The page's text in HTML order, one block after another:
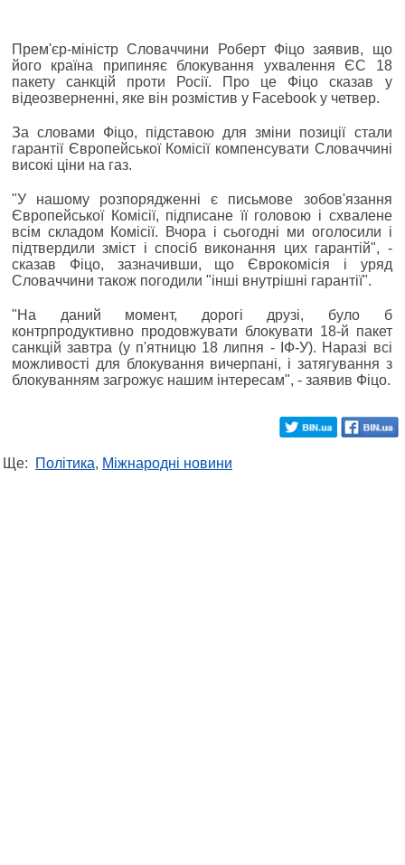
Прем'єр-міністр Словаччини Роберт Фіцо заявив, що
його країна припиняє блокування ухвалення ЄС 18
пакету санкцій проти Росії. Про це Фіцо сказав у
відеозверненні, яке він розмістив у Facebook у четвер.
За словами Фіцо, підставою для зміни позиції стали
гарантії Європейської Комісії компенсувати Словаччині
високі ціни на газ.
"У нашому розпорядженні є письмове зобов'язання
Європейської Комісії, підписане її головою і схвалене
всім складом Комісії. Вчора і сьогодні ми оголосили і
підтвердили зміст і спосіб виконання цих гарантій", -
сказав Фіцо, зазначивши, що Єврокомісія і уряд
Словаччини також погодили "інші внутрішні гарантії".
"На даний момент, дорогі друзі, було б
контрпродуктивно продовжувати блокувати 18-й пакет
санкцій завтра (у п'ятницю 18 липня - ІФ-У). Наразі всі
можливості для блокування вичерпані, і затягування з
блокуванням загрожує нашим інтересам", - заявив Фіцо.
Ще: Політика, Міжнародні новини